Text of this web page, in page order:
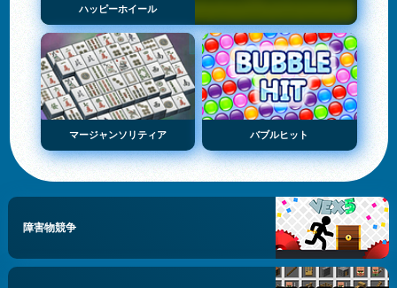
ハッピーホイール
マージャンソリティア バブルヒット
障害物競争